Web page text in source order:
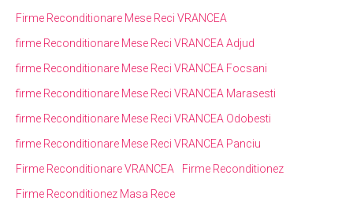
Firme Reconditionare Mese Reci VRANCEA
firme Reconditionare Mese Reci VRANCEA Adjud
firme Reconditionare Mese Reci VRANCEA Focsani
firme Reconditionare Mese Reci VRANCEA Marasesti
firme Reconditionare Mese Reci VRANCEA Odobesti
firme Reconditionare Mese Reci VRANCEA Panciu
Firme Reconditionare VRANCEA
Firme Reconditionez
Firme Reconditionez Masa Rece